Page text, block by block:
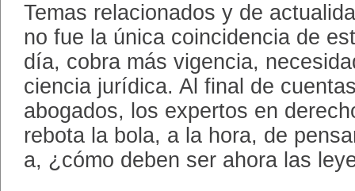
Temas relacionados y de
no fue la única coincidencia de
día, cobra más vigencia,
ciencia jurídica. Al final de
abogados, los expertos en
rebota la bola, a la hora, de
a, ¿cómo deben ser ahora las